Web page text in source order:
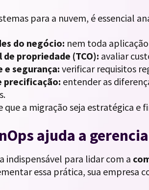
para a nuvem, é essencial
do negócio: nem toda
propriedade (TCO): avaliar
e segurança: verificar requisitos
precificação: entender as
que a migração seja estratégica e
ajuda a
indispensável para lidar com a
essa prática, sua empresa